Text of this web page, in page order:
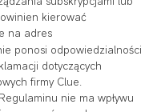
kierować
na adres
ponosi odpowiedzialności
dotyczących
firmy Clue.
nie ma wpływu